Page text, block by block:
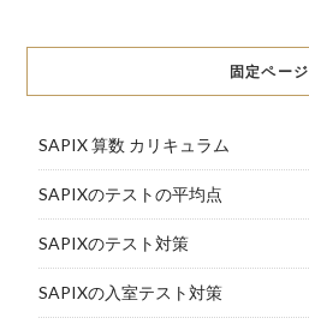
固定ページ
SAPIX 算数 カリキュラム
SAPIXのテストの平均点
SAPIXのテスト対策
SAPIXの入室テスト対策